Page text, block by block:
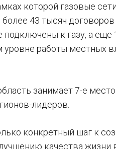
которой газовые
43 тысяч договоров
к газу, а еще
работы местных
занимает 7-е
лидеров.
конкретный шаг к
качества жизни